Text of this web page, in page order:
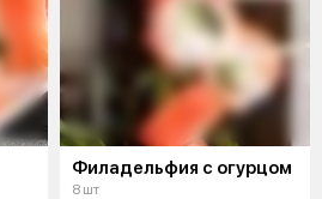
Филадельфия с огурцом
8 шт